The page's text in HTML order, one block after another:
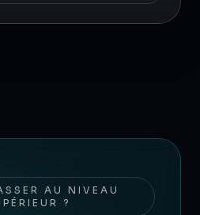
AU NIVEAU
?